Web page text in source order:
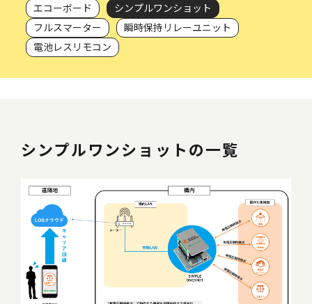
エコーボード
シンプルワンショット
フルスマーター
瞬時保持リレーユニット
電池レスリモコン
シンプルワンショットの一覧